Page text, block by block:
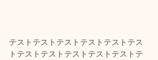
テストテストテストテストテストテス
トテストテストテストテストテストテ